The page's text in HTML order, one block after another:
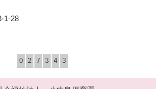
1-28
0 2 7 3 4 3